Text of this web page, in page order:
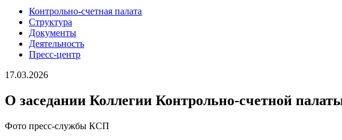
Контрольно-счетная палата
Структура
Документы
Деятельность
Пресс-центр
17.03.2026
О заседании Коллегии Контрольно-счетной
Фото пресс-службы КСП